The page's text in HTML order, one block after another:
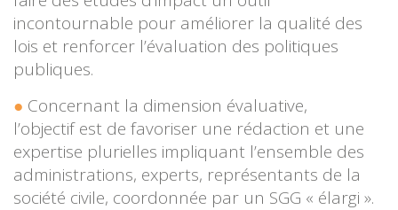
incontournable pour améliorer la qualité des
lois et renforcer l’évaluation des politiques
publiques.
Concernant la dimension évaluative,
l’objectif est de favoriser une rédaction et une
expertise plurielles impliquant l’ensemble des
administrations, experts, représentants de la
société civile, coordonnée par un SGG « élargi ».